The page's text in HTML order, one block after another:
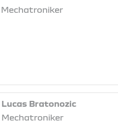
Mechatroniker
Lucas Bratonozic
Mechatroniker